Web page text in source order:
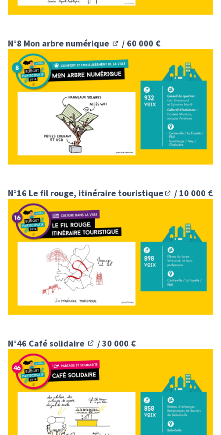
N°8 Mon arbre numérique
(S'ouvre dans un nouvel
/ 60 000 €
N°16 Le fil rouge, itinéraire touristique
(S'ouvre dans
/ 10 000 €
N°46 Café solidaire
(S'ouvre dans un nouvel onglet)
/ 30 000 €